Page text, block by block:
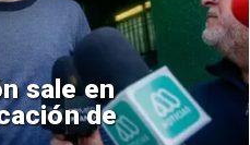
formalizan